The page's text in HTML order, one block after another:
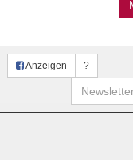
Anzeigen ?
Newsletter